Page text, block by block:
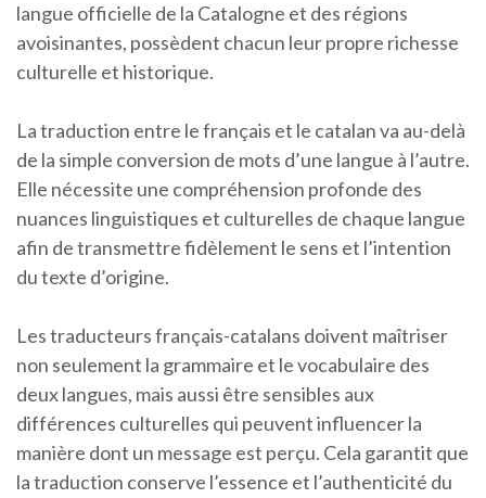
langue officielle de la Catalogne et des régions
avoisinantes, possèdent chacun leur propre richesse
culturelle et historique.
La traduction entre le français et le catalan va au-delà
de la simple conversion de mots d’une langue à l’autre.
Elle nécessite une compréhension profonde des
nuances linguistiques et culturelles de chaque langue
afin de transmettre fidèlement le sens et l’intention
du texte d’origine.
Les traducteurs français-catalans doivent maîtriser
non seulement la grammaire et le vocabulaire des
deux langues, mais aussi être sensibles aux
différences culturelles qui peuvent influencer la
manière dont un message est perçu. Cela garantit que
la traduction conserve l’essence et l’authenticité du